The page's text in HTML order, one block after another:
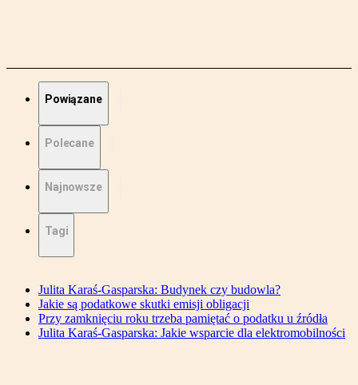
Powiązane
Polecane
Najnowsze
Tagi
Julita Karaś-Gasparska: Budynek czy budowla?
Jakie są podatkowe skutki emisji obligacji
Przy zamknięciu roku trzeba pamiętać o podatku u źródła
Julita Karaś-Gasparska: Jakie wsparcie dla elektromobilności